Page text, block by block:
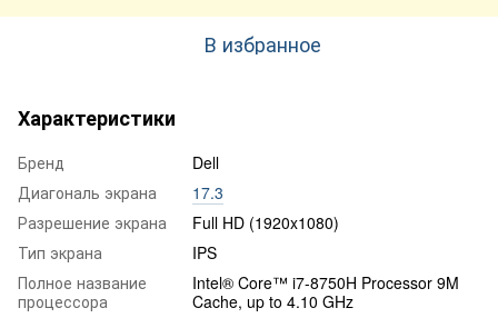
В избранное
Характеристики
Бренд
Dell
Диагональ экрана
17.3
Разрешение экрана
Full HD (1920x1080)
Тип экрана
IPS
Полное название
процессора
Intel® Core™ i7-8750H Processor 9M
Cache, up to 4.10 GHz